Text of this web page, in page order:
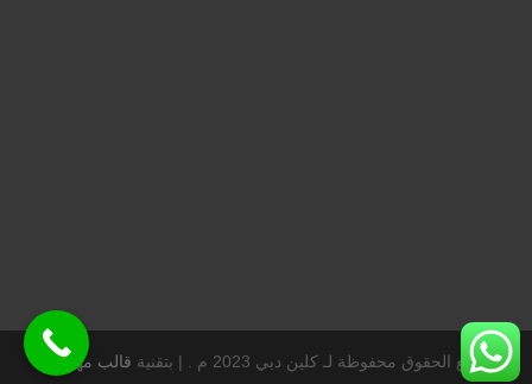
جميع الحقوق محفوظة لـ كلين دبي 2023 م . | بتقنية قالب مهارتي